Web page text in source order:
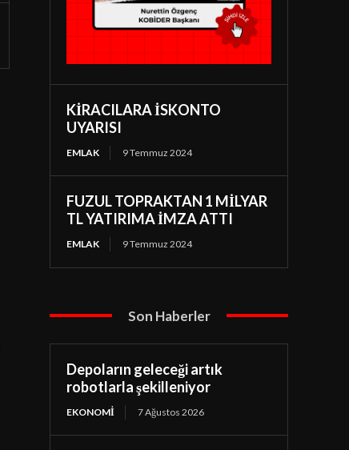
KİRACILARA İSKONTO
UYARISI
EMLAK 9 Temmuz 2024
FUZUL TOPRAKTAN 1 MİLYAR
TL YATIRIMA İMZA ATTI
EMLAK 9 Temmuz 2024
Son Haberler
Depoların geleceği artık
robotlarla şekilleniyor
EKONOMI 7 Ağustos 2026